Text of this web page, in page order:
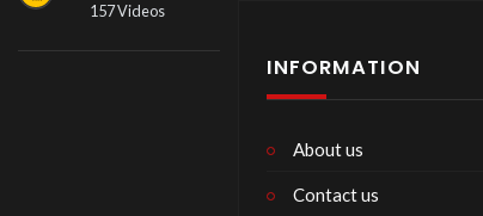
157 Videos
INFORMATION
About us
Contact us